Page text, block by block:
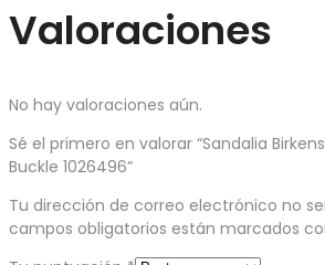
Valoraciones
No hay valoraciones aún.
Sé el primero en valorar “Sandalia
Buckle 1026496”
Tu dirección de correo electrónico no
campos obligatorios están marcados